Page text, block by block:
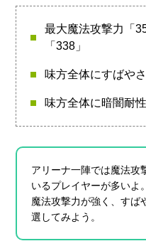
最大魔法攻撃力「
「338」
味方全体にすばや
味方全体に暗闇耐
アリーナ一陣では魔法攻
いるプレイヤーが多いよ。
魔法攻撃力が強く、すば
選してみよう。